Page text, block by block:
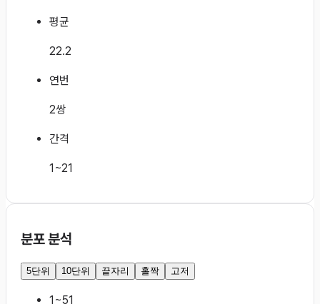
평균
22.2
연번
2쌍
간격
1~21
분포 분석
5단위 10단위 끝자리 홀짝 고저
1~51